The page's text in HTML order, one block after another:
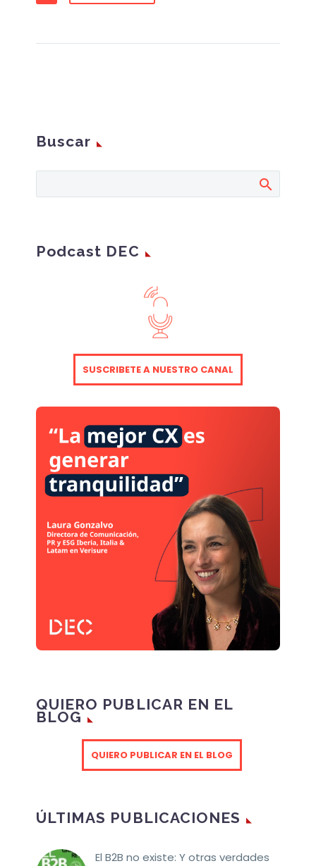
Buscar
Podcast DEC
SUSCRIBETE A NUESTRO CANAL
QUIERO PUBLICAR EN EL
BLOG
QUIERO PUBLICAR EN EL BLOG
ÚLTIMAS PUBLICACIONES
El B2B no existe: Y otras verdades